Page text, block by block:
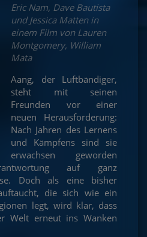
Eric Nam, Dave Bautista
und Jessica Matten in
einem Film von Lauren
Montgomery, William
Mata
Aang, der Luftbändiger,
steht mit seinen
Freunden vor einer
neuen Herausforderung:
Nach Jahren des Lernens
und Kämpfens sind sie
erwachsen geworden
auf ganz
Doch als eine bisher
die sich wie ein
legt, wird klar, dass
Welt erneut ins Wanken